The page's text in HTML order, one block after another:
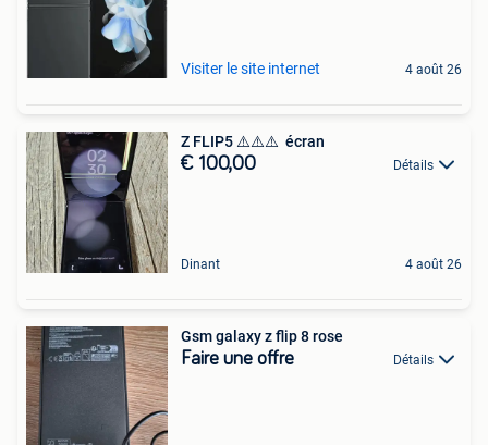
Visiter le site internet 4 août 26
Z FLIP5 ⚠️⚠️⚠️ ️️️ écran
€ 100,00 Détails
Dinant 4 août 26
Gsm galaxy z flip 8 rose
Faire une offre Détails